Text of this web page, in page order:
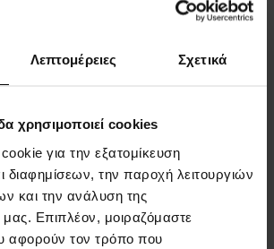
Λεπτομέρειες Σχετικά
χρησιμοποιεί cookies
για την εξατομίκευση
διαφημίσεων, την παροχή λειτουργιών
και την ανάλυση της
μας. Επιπλέον, μοιραζόμαστε
αφορούν τον τρόπο που
Mariner
στις
Nubeo NB-6090-33 Mariner
9 - Ανδρικό ρολόι
ΡΟΛΟΓΙΑ - Άνδρες
Η αποστολή θα γίνει στις